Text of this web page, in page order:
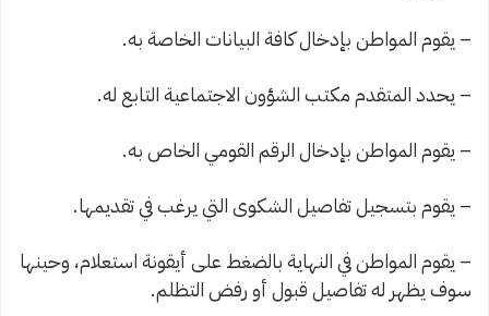
– يقوم المواطن بإدخال كافة البيانات الخاصة به.
– يحدد المتقدم مكتب الشؤون الاجتماعية التابع له.
– يقوم المواطن بإدخال الرقم القومي الخاص به.
– يقوم بتسجيل تفاصيل الشكوى التي يرغب في تقديمها.
– يقوم المواطن في النهاية بالضغط على أيقونة استعلام، وحينها
سوف يظهر له تفاصيل قبول أو رفض التظلم.